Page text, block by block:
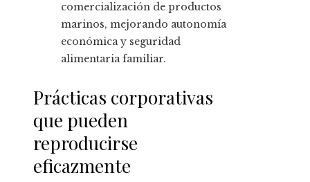
comercialización de productos
marinos, mejorando autonomía
económica y seguridad
alimentaria familiar.
Prácticas corporativas
que pueden
reproducirse
eficazmente